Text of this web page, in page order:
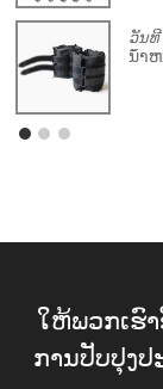
ວັນທີ
ນ້ໍາ
ໃຫ້ພວກເຮົ
ການປັບປຸງ